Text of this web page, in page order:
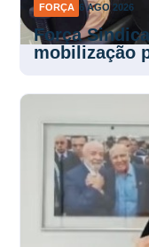
FORÇA 6 AGO 2026
Força
mobilização